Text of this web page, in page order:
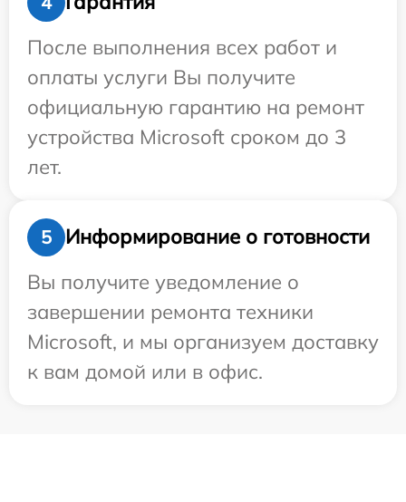
После выполнения всех работ и
оплаты услуги Вы получите
официальную гарантию на ремонт
устройства Microsoft сроком до 3
лет.
5
Информирование о готовности
Вы получите уведомление о
завершении ремонта техники
Microsoft, и мы организуем доставку
к вам домой или в офис.